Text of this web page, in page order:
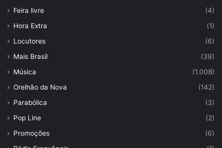
Feira livre
(4)
Hora Extra
(1)
Locutores
(6)
Mais Brasil
(39)
Música
(1.008)
Orelhão da Nova
(142)
Parabólica
(3)
Pop Line
(2)
Promoções
(6)